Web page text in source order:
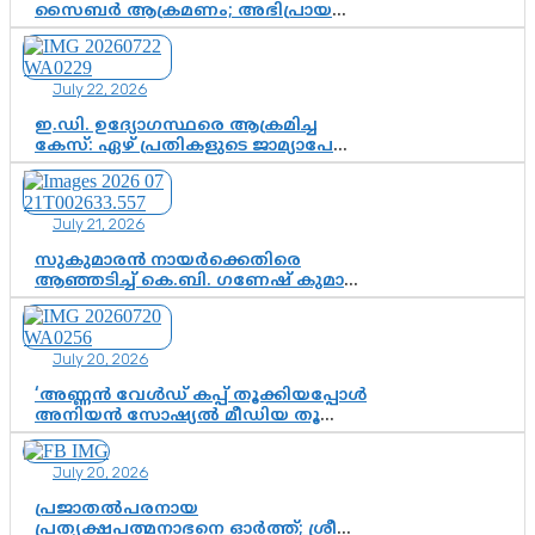
സൈബർ ആക്രമണം; അഭിപ്രായ
സ്വാതന്ത്ര്യത്തെ നിശ്ശബ്ദമാക്കുന്ന
ഡിജിറ്റൽ ഗുണ്ടായിസത്തിന് അറുതി
വേണം
July 22, 2026
ഇ.ഡി. ഉദ്യോഗസ്ഥരെ ആക്രമിച്ച
കേസ്: ഏഴ് പ്രതികളുടെ ജാമ്യാപേക്ഷ
വീണ്ടും തള്ളി; അന്വേഷണം തുടരാൻ
കോടതി അനുമതി
July 21, 2026
സുകുമാരൻ നായർക്കെതിരെ
ആഞ്ഞടിച്ച് കെ.ബി. ഗണേഷ് കുമാർ,
വി.ഡി. സതീശന് പൂർണ പിന്തുണ
July 20, 2026
‘അണ്ണൻ വേൾഡ് കപ്പ് തൂക്കിയപ്പോൾ
അനിയൻ സോഷ്യൽ മീഡിയ തൂക്കി’;
ലാമിൻ യമാലിന്റെ
കിരീടധാരണത്തിനിടെ
ശ്രദ്ധാകേന്ദ്രമായി മൂന്ന് വയസ്സുകാരൻ
ചുണക്കുട്ടൻ
July 20, 2026
പ്രജാതൽപരനായ
പ്രത്യക്ഷപത്മനാഭനെ ഓർത്ത്; ശ്രീ